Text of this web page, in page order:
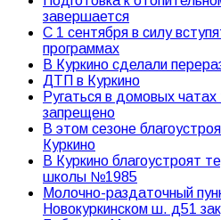
завершается
С 1 сентября в силу
программах
В Куркино сделали
ДТП в Куркино
Ругаться в домовых
запрещено
В этом сезоне
Куркино
В Куркино благоустроят
школы №1985
Молочно-раздаточный
Новокуркинском ш. д51